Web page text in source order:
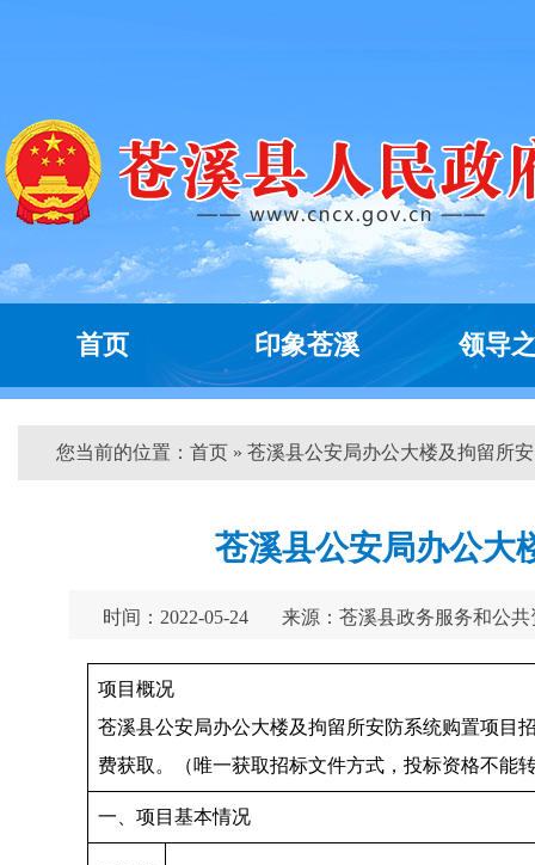
首页 印象苍溪 领导
您当前的位置： 首页 » 苍溪县公安局办公大楼及拘留所
苍溪县公安局办公大
时间：2022-05-24 来源：苍溪县政务服务和公
项目概况
苍溪县公安局办公大楼及拘留所安防系统购置项目
费获取。（唯一获取招标文件方式，投标资格不能
一、项目基本情况